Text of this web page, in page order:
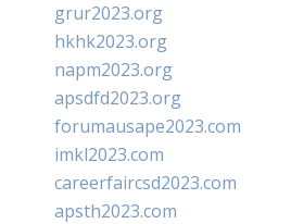
grur2023.org
hkhk2023.org
napm2023.org
apsdfd2023.org
forumausape2023.com
imkl2023.com
careerfaircsd2023.com
apsth2023.com